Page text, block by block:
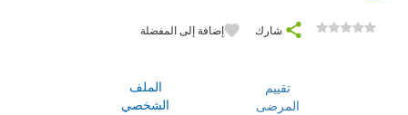
شارك إضافة إلى المفضلة
الملف
الشخصي
تقييم
المرضى